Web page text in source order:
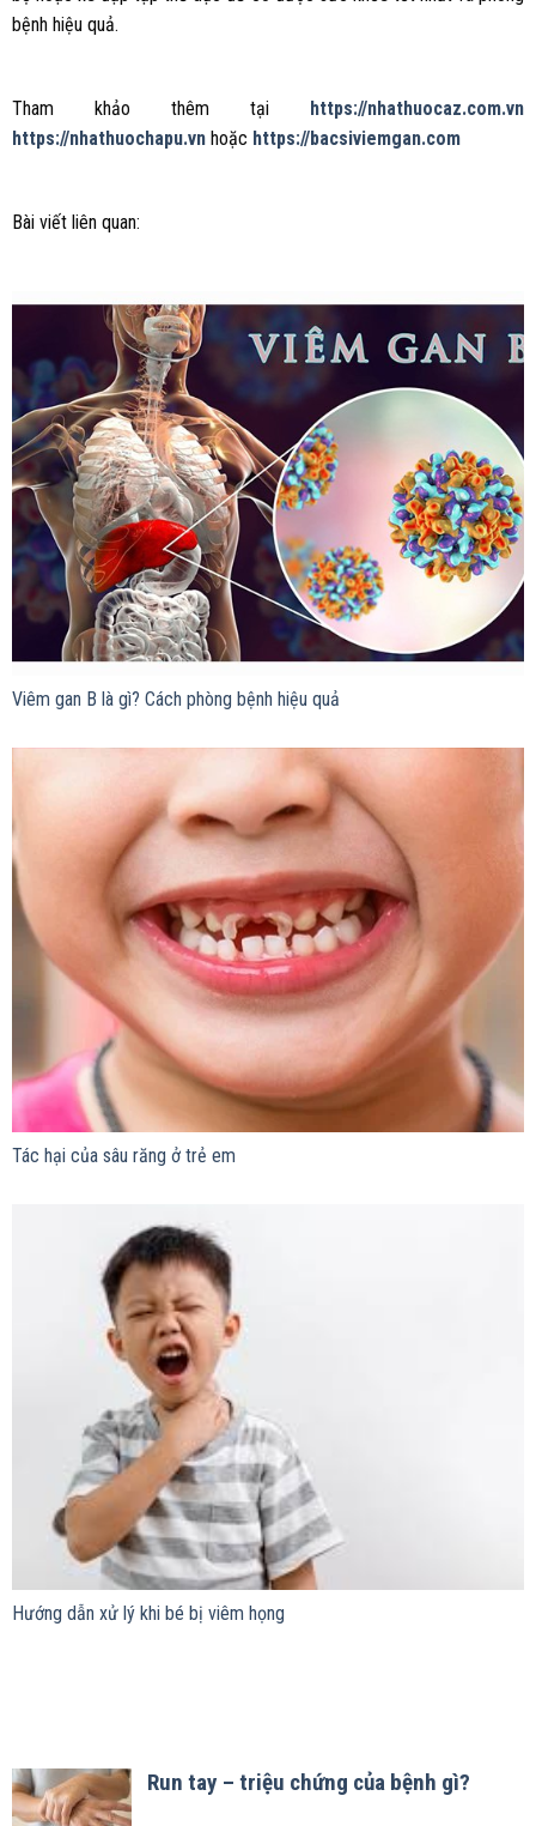
bệnh hiệu quả.
Tham khảo thêm tại https://nhathuocaz.com.vn
https://nhathuochapu.vnhoặc https://bacsiviemgan.com
Bài viết liên quan:
Viêm gan B là gì? Cách phòng bệnh hiệu quả
Tác hại của sâu răng ở trẻ em
Hướng dẫn xử lý khi bé bị viêm họng